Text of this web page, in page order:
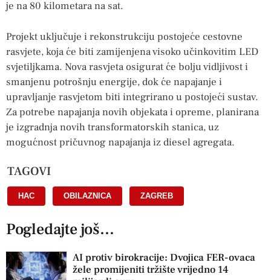
je na 80 kilometara na sat.
Projekt uključuje i rekonstrukciju postojeće cestovne
rasvjete, koja će biti zamijenjena visoko učinkovitim LED
svjetiljkama. Nova rasvjeta osigurat će bolju vidljivost i
smanjenu potrošnju energije, dok će napajanje i
upravljanje rasvjetom biti integrirano u postojeći sustav.
Za potrebe napajanja novih objekata i opreme, planirana
je izgradnja novih transformatorskih stanica, uz
mogućnost pričuvnog napajanja iz diesel agregata.
TAGOVI
HAC OBILAZNICA ZAGREB
Pogledajte još...
AI protiv birokracije: Dvojica FER-ovaca
žele promijeniti tržište vrijedno 14